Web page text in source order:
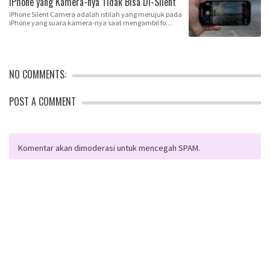
iPhone Silent Camera adalah istilah yang merujuk pada
iPhone yang suara kamera-nya saat mengambil fo…
NO COMMENTS:
POST A COMMENT
Komentar akan dimoderasi untuk mencegah SPAM.